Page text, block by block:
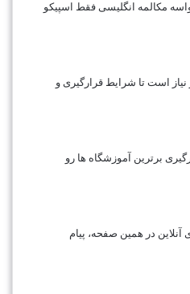
مکالمه انگلیسی فقط اسپیکو
است تا شرایط قرارگیری و
برترین آموزشگاه ها رو
در همین صفحه، پیام